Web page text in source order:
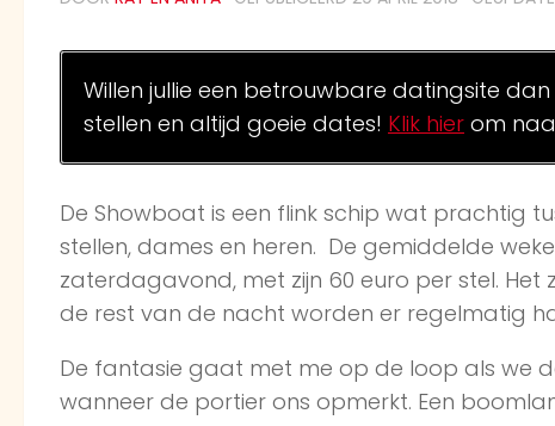
Willen jullie een betrouwbare datingsite dan
stellen en altijd goeie dates! Klik hier om
De Showboat is een flink schip wat prachtig
stellen, dames en heren. De gemiddelde
zaterdagavond, met zijn 60 euro per stel. Het
de rest van de nacht worden er regelmatig
De fantasie gaat met me op de loop als we
wanneer de portier ons opmerkt. Een